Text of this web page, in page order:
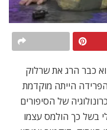
כבר הרג את שרלוק
הייתה מוקדמת
של הסיפורים
בשל כך הולמס עצמו